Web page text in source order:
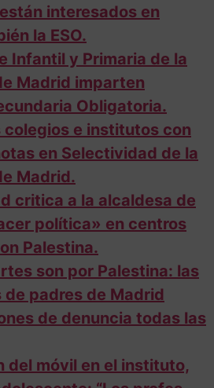
interesados en
la ESO.
Infantil y Primaria de la
Madrid imparten
Obligatoria.
colegios e institutos con
en Selectividad de la
Madrid.
critica a la alcaldesa de
política» en centros
Palestina.
son por Palestina: las
de padres de Madrid
de denuncia todas las
del móvil en el instituto,